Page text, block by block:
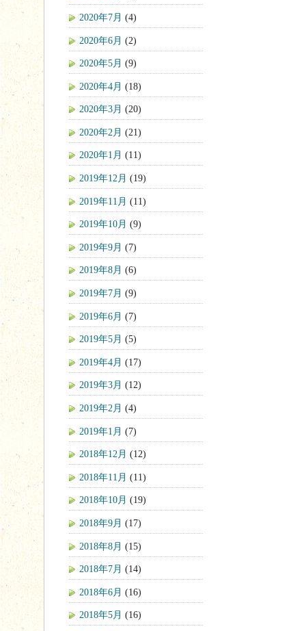
2020年7月 (4)
2020年6月 (2)
2020年5月 (9)
2020年4月 (18)
2020年3月 (20)
2020年2月 (21)
2020年1月 (11)
2019年12月 (19)
2019年11月 (11)
2019年10月 (9)
2019年9月 (7)
2019年8月 (6)
2019年7月 (9)
2019年6月 (7)
2019年5月 (5)
2019年4月 (17)
2019年3月 (12)
2019年2月 (4)
2019年1月 (7)
2018年12月 (12)
2018年11月 (11)
2018年10月 (19)
2018年9月 (17)
2018年8月 (15)
2018年7月 (14)
2018年6月 (16)
2018年5月 (16)